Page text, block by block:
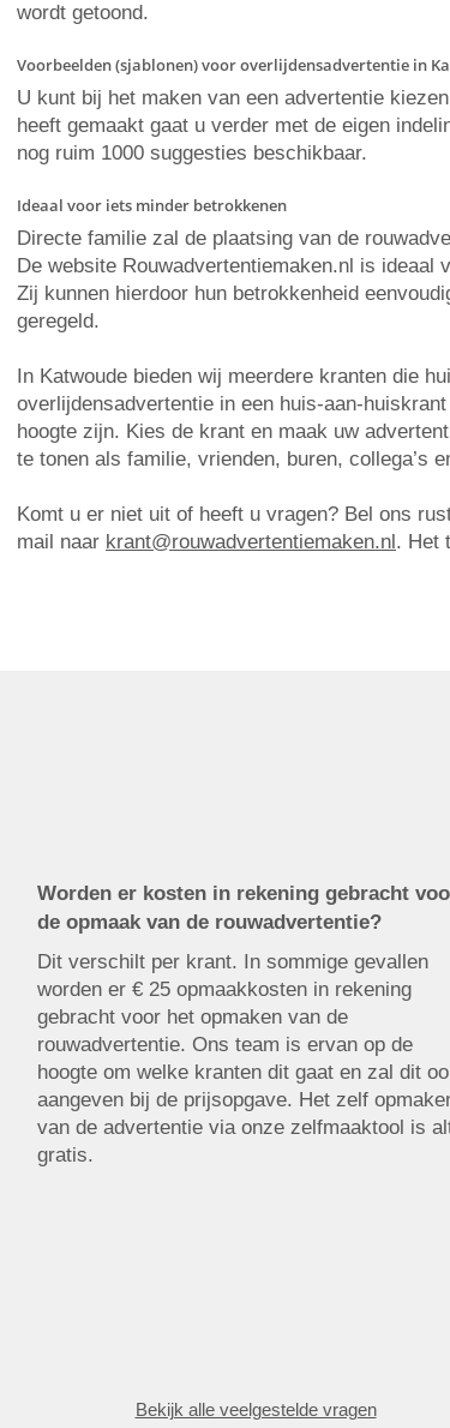
wordt getoond.
Voorbeelden (sjablonen) voor overlijdensadvertentie in
U kunt bij het maken van een advertentie
heeft gemaakt gaat u verder met de eigen
nog ruim 1000 suggesties beschikbaar.
Ideaal voor iets minder betrokkenen
Directe familie zal de plaatsing van de
De website Rouwadvertentiemaken.nl is ideaal
Zij kunnen hierdoor hun betrokkenheid
geregeld.
In Katwoude bieden wij meerdere kranten die
overlijdensadvertentie in een huis-aan-
hoogte zijn. Kies de krant en maak uw
te tonen als familie, vrienden, buren, collega’s
Komt u er niet uit of heeft u vragen? Bel ons
mail naar krant@rouwadvertentiemaken.nl. Het
Worden er kosten in rekening gebracht
de opmaak van de rouwadvertentie?
Dit verschilt per krant. In sommige gevallen
worden er € 25 opmaakkosten in rekening
gebracht voor het opmaken van de
rouwadvertentie. Ons team is ervan op de
hoogte om welke kranten dit gaat en zal dit
aangeven bij de prijsopgave. Het zelf
van de advertentie via onze zelfmaaktool is
gratis.
Bekijk alle veelgestelde vragen